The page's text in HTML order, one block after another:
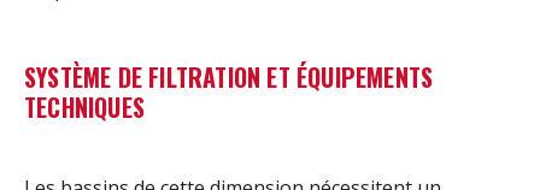
SYSTÈME DE FILTRATION ET ÉQUIPEMENTS
TECHNIQUES